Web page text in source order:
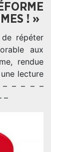
! »
répéter
aux
rendue
lecture
– – – – –
–